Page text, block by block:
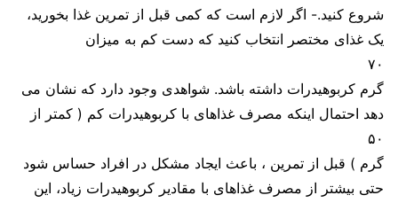
شروع کنید.- اگر لازم است که کمی قبل از تمرین غذا بخورید،
یک غذای مختصر انتخاب کنید که دست کم به میزان
۷۰
گرم کربوهیدرات داشته باشد. شواهدی وجود دارد که نشان می
دهد احتمال اینکه مصرف غذاهای با کربوهیدرات کم ( کمتر از
۵۰
گرم ) قبل از تمرین ، باعث ایجاد مشکل در افراد حساس شود
حتی بیشتر از مصرف غذاهای با مقادیر کربوهیدرات زیاد، این